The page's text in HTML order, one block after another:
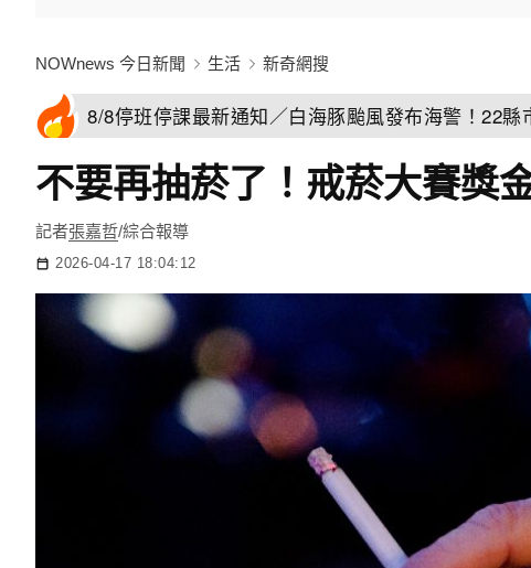
NOWnews 今日新聞 生活 新奇網搜
8/8停班停課最新通知／白海豚颱風發布海警！22縣
不要再抽菸了！戒菸大賽
記者張嘉哲/綜合報導
2026-04-17 18:04:12